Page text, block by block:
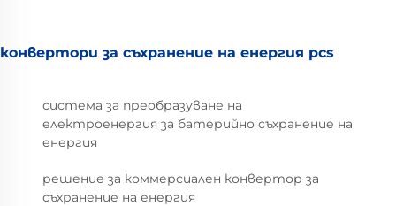
конвертори за съхранение на енергия pcs
система за преобразуване на
електроенергия за батерийно съхранение на
енергия
решение за коммерсиален конвертор за
съхранение на енергия